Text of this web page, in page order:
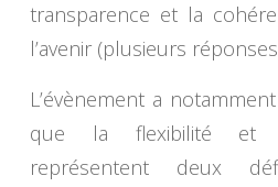
transparence et la
l’avenir (plusieurs
L’évènement a
que la flexibilité et
représentent deux